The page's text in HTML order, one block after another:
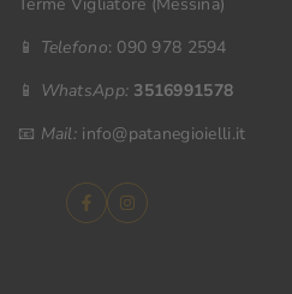
Terme Vigliatore (Messina)
📱 Telefono: 090 978 2594
📱 WhatsApp: 3516991578
📧 Mail: info@patanegioielli.it
FacebookInstagram